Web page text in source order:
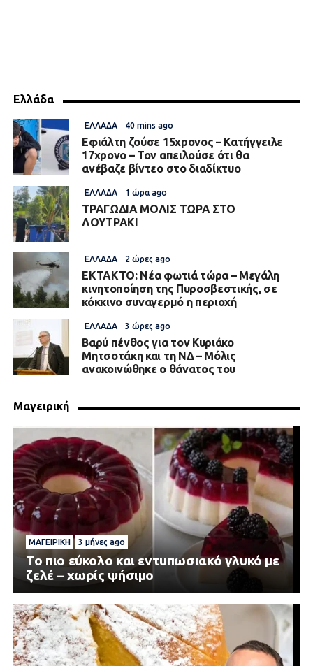
Ελλάδα
ΕΛΛΆΔΑ 40 mins ago
Εφιάλτη ζούσε 15χρονος – Κατήγγειλε
17χρονο – Τον απειλούσε ότι θα
ανέβαζε βίντεο στο διαδίκτυο
ΕΛΛΆΔΑ 1 ώρα ago
ΤΡΑΓΩΔΙΑ ΜΟΛΙΣ ΤΩΡΑ ΣΤΟ
ΛΟΥΤΡΑΚΙ
ΕΛΛΆΔΑ 2 ώρες ago
ΕΚΤΑΚΤΟ: Νέα φωτιά τώρα – Μεγάλη
κινητοποίηση της Πυροσβεστικής, σε
κόκκινο συναγερμό η περιοχή
ΕΛΛΆΔΑ 3 ώρες ago
Βαρύ πένθος για τον Κυριάκο
Μητσοτάκη και τη ΝΔ – Μόλις
ανακοινώθηκε ο θάνατος του
Μαγειρική
ΜΑΓΕΙΡΙΚΉ 3 μήνες ago
Το πιο εύκολο και εντυπωσιακό γλυκό με
ζελέ – χωρίς ψήσιμο